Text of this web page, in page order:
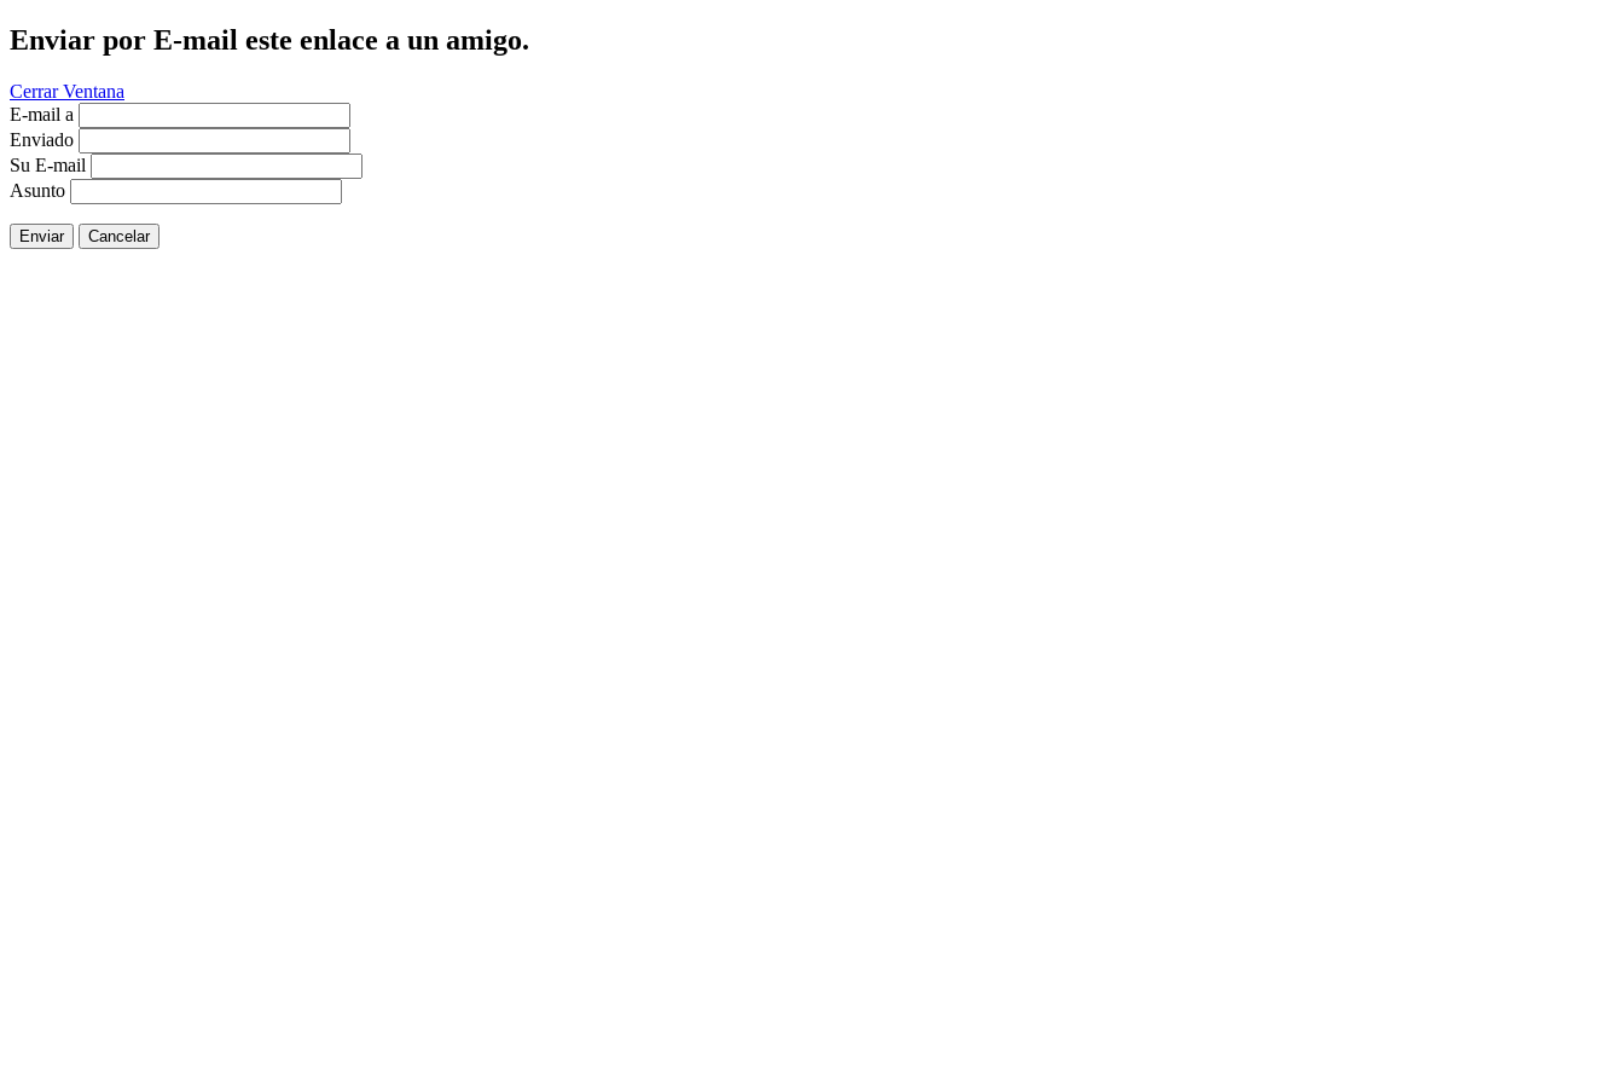
Enviar por E-mail este enlace a un amigo.
Cerrar Ventana
E-mail a
Enviado
Su E-mail
Asunto
Enviar Cancelar